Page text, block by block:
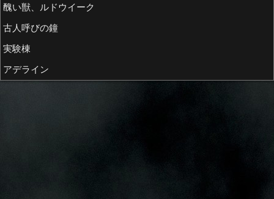
醜い獣、ルドウイーク
古人呼びの鐘
実験棟
アデライン